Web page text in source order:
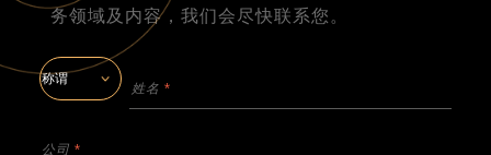
务领域及内容，我们会尽快联系您。